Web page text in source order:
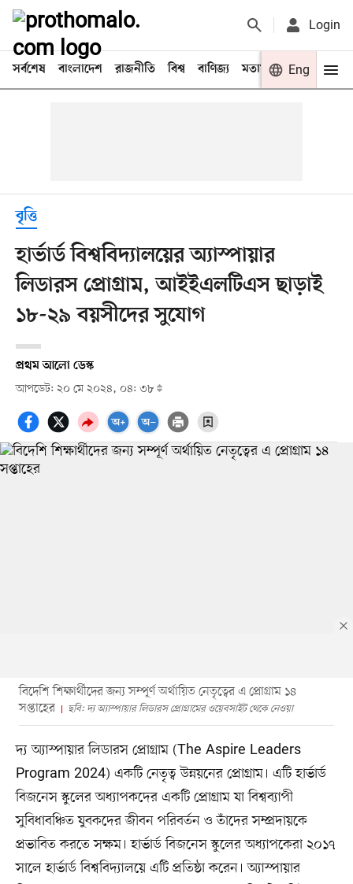
Login
সর্বশেষ বাংলাদেশ রাজনীতি বিশ্ব বাণিজ্য মতামত খেলা
Eng
বৃত্তি
হার্ভার্ড বিশ্ববিদ্যালয়ের অ্যাস্পায়ার
লিডারস প্রোগ্রাম, আইইএলটিএস ছাড়াই
১৮-২৯ বয়সীদের সুযোগ
প্রথম আলো ডেস্ক
আপডেট: ২০ মে ২০২৪, ০৪: ৩৮
বিদেশি শিক্ষার্থীদের জন্য সম্পূর্ণ অর্থায়িত নেতৃত্বের এ প্রোগ্রাম ১৪
সপ্তাহের
ছবি: দ্য অ্যাস্পায়ার লিডারস প্রোগ্রামের ওয়েবসাইট থেকে নেওয়া
দ্য অ্যাস্পায়ার লিডারস প্রোগ্রাম (The Aspire Leaders
Program 2024) একটি নেতৃত্ব উন্নয়নের প্রোগ্রাম। এটি হার্ভার্ড
বিজনেস স্কুলের অধ্যাপকদের একটি প্রোগ্রাম যা বিশ্বব্যাপী
সুবিধাবঞ্চিত যুবকদের জীবন পরিবর্তন ও তাঁদের সম্প্রদায়কে
প্রভাবিত করতে সক্ষম। হার্ভার্ড বিজনেস স্কুলের অধ্যাপকেরা ২০১৭
সালে হার্ভার্ড বিশ্ববিদ্যালয়ে এটি প্রতিষ্ঠা করেন। অ্যাস্পায়ার